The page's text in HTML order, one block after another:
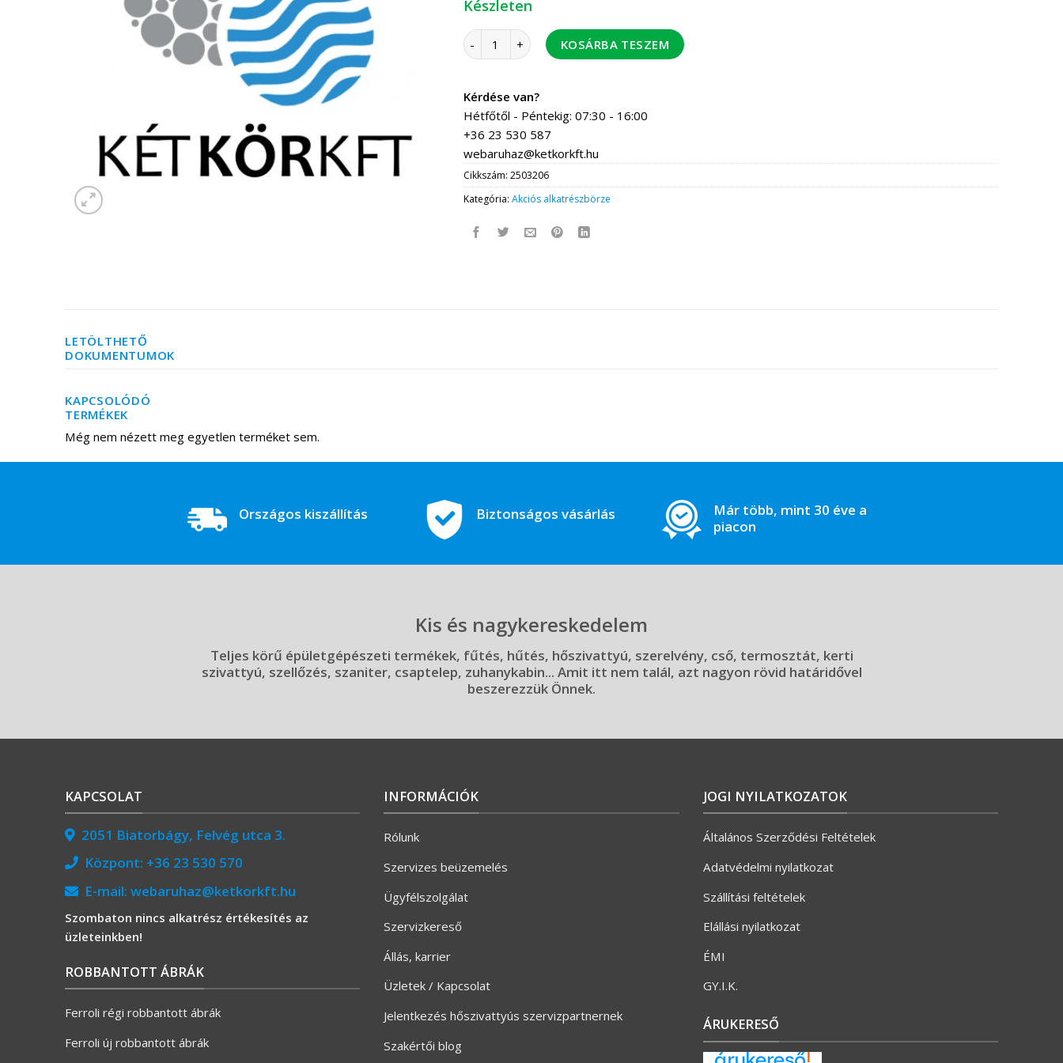
Készleten
gyújtólángcső hajlított vegyes mennyiség
KOSÁRBA TESZEM
Kérdése van?
Hétfőtől - Péntekig: 07:30 - 16:00
+36 23 530 587
webaruhaz@ketkorkft.hu
Cikkszám:2503206
Kategória:Akciós alkatrészbörze
LETÖLTHETŐ
DOKUMENTUMOK
KAPCSOLÓDÓ
TERMÉKEK
Még nem nézett meg egyetlen terméket sem.
Országos kiszállítás Biztonságos vásárlás
Már több, mint 30 éve a
piacon
Kis és nagykereskedelem
Teljes körű épületgépészeti termékek, fűtés, hűtés, hőszivattyú, szerelvény, cső, termosztát, kerti
szivattyú, szellőzés, szaniter, csaptelep, zuhanykabin... Amit itt nem talál, azt nagyon rövid határidővel
beszerezzük Önnek.
KAPCSOLAT
2051 Biatorbágy, Felvég utca 3.
Központ: +36 23 530 570
E-mail: webaruhaz@ketkorkft.hu
Szombaton nincs alkatrész értékesítés az
üzleteinkben!
ROBBANTOTT ÁBRÁK
Ferroli régi robbantott ábrák
Ferroli új robbantott ábrák
INFORMÁCIÓK
Rólunk
Szervizes beüzemelés
Ügyfélszolgálat
Szervizkereső
Állás, karrier
Üzletek / Kapcsolat
Jelentkezés hőszivattyús szervizpartnernek
Szakértői blog
JOGI NYILATKOZATOK
Általános Szerződési Feltételek
Adatvédelmi nyilatkozat
Szállítási feltételek
Elállási nyilatkozat
ÉMI
GY.I.K.
ÁRUKERESŐ